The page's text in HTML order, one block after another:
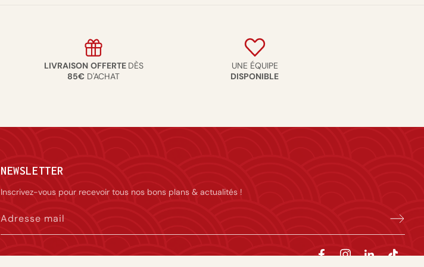
LIVRAISON OFFERTE DÈS
85€ D'ACHAT
UNE ÉQUIPE
DISPONIBLE
NEWSLETTER
Inscrivez-vous pour recevoir tous nos bons plans & actualités !
Adresse mail